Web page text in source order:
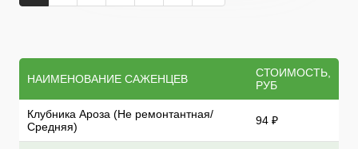
НАИМЕНОВАНИЕ САЖЕНЦЕВ
СТОИМОСТЬ,
РУБ
Клубника Ароза (Не ремонтантная/
Средняя)
94 ₽